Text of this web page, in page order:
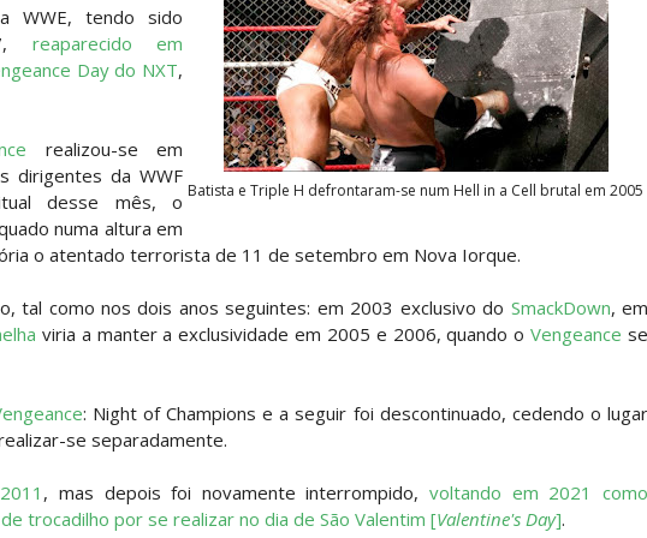
Kyle Fletcher supera Speedball Mike Bailey em
LANÇADO PARA O ALL IN: Willow Nightingale e
GAUNTLET: Andrade El Idolo vence combate de tripla
The Death Riders vencem confronto caótico após
NXT após derrota no Underground Match
Batista e Triple H defrontaram-se num Hell in a Cell brutal em 2005
WWE, tendo sido
reaparecido em
Day do NXT,
realizou-se em
dirigentes da WWF
desse mês, o
numa altura em
o atentado terrorista de 11 de setembro em Nova Iorque.
tal como nos dois anos seguintes: em 2003 exclusivo do SmackDown, em
viria a manter a exclusividade em 2005 e 2006, quando oVengeance
: Night of Champions e a seguir foi descontinuado, cedendo o lugar
se separadamente.
, mas depois foi novamente interrompido,voltando em 2021 como
trocadilho por se realizar no dia de São Valentim [Valentine's Day].